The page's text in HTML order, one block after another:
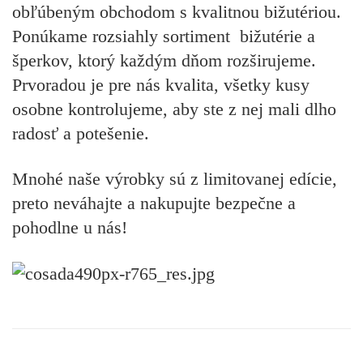
obľúbeným obchodom s kvalitnou bižutériou.
Ponúkame rozsiahly sortiment bižutérie a
šperkov, ktorý každým dňom rozširujeme.
Prvoradou je pre nás kvalita, všetky kusy
osobne kontrolujeme, aby ste z nej mali dlho
radosť a potešenie.
Mnohé naše výrobky sú z limitovanej edície,
preto neváhajte a nakupujte bezpečne a
pohodlne u nás!